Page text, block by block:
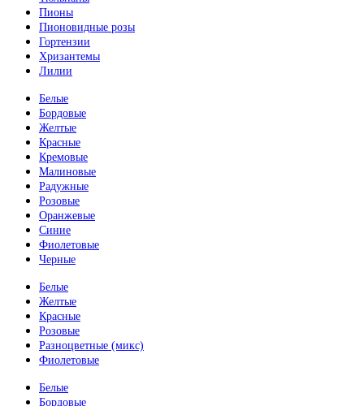
Пионы
Пионовидные розы
Гортензии
Хризантемы
Лилии
Белые
Бордовые
Желтые
Красные
Кремовые
Малиновые
Радужные
Розовые
Оранжевые
Синие
Фиолетовые
Черные
Белые
Желтые
Красные
Розовые
Разноцветные (микс)
Фиолетовые
Белые
Бордовые